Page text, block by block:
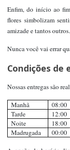
Enfim, do início ao fim
flores simbolizam
amizade e tantos outros.
Nunca você vai errar
Condições de
Nossas entregas são
Manhã 08:00
Tarde
12:00
Noite
18:00
Madrugada
00:00